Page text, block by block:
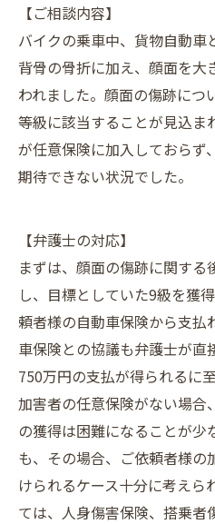
【ご相談内容】
バイクの乗車中、貨物自動車
背骨の骨折に加え、顔面を大
われました。顔面の傷跡につ
等級に該当することが見込ま
が任意保険に加入しておらず
期待できない状況でした。
【弁護士の対応】
まずは、顔面の傷跡に関す
し、目標としていた9級を獲
頼者様の自動車保険から支払
車保険との協議も弁護士が直
750万円の支払が得られるに
加害者の任意保険がない場合
の獲得は困難になることが少
も、その場合、ご依頼者様の
けられるケース十分に考えら
ては、人身傷害保険、搭乗